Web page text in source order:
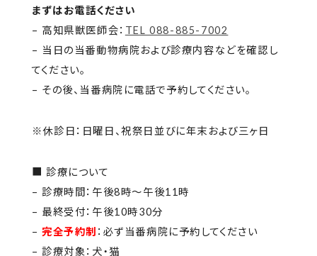
まずはお電話ください
– 高知県獣医師会： TEL 088-885-7002
– 当日の当番動物病院および診療内容などを確認し
てください。
– その後、当番病院に電話で予約してください。
※休診日：日曜日、祝祭日並びに年末および三ヶ日
■ 診療について
– 診療時間：午後8時～午後11時
– 最終受付：午後10時30分
– 完全予約制 ：必ず当番病院に予約してください
– 診療対象：犬・猫